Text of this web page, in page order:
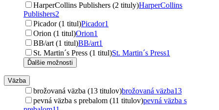
HarperCollins Publishers (2 tituly)HarperCollins
Publishers2
Picador (1 titul)Picador1
Orion (1 titul)Orion1
BB/art (1 titul)BB/art1
St. Martin´s Press (1 titul)St. Martin´s Press1
Ďalšie možnosti
Väzba
brožovaná väzba (13 titulov)brožovaná väzba13
pevná väzba s prebalom (11 titulov)pevná väzba s